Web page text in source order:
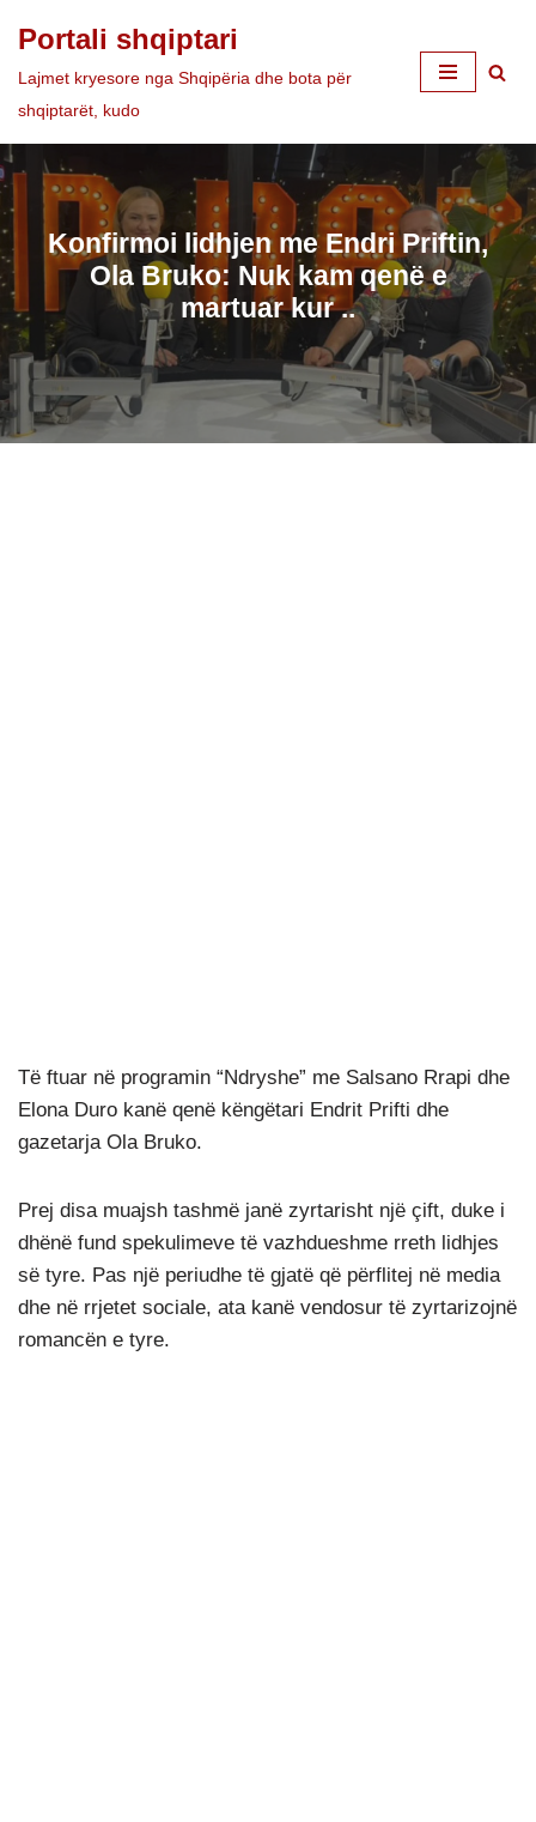
Skip
to
Portali shqiptari
Lajmet kryesore nga Shqipëria dhe bota për
shqiptarët, kudo
Konfirmoi lidhjen me Endri Priftin,
Ola Bruko: Nuk kam qenë e
martuar kur ..
Të ftuar në programin “Ndryshe” me Salsano Rrapi dhe
Elona Duro kanë qenë këngëtari Endrit Prifti dhe
gazetarja Ola Bruko.
Prej disa muajsh tashmë janë zyrtarisht një çift, duke i
dhënë fund spekulimeve të vazhdueshme rreth lidhjes
së tyre. Pas një periudhe të gjatë që përflitej në media
dhe në rrjetet sociale, ata kanë vendosur të zyrtarizojnë
romancën e tyre.